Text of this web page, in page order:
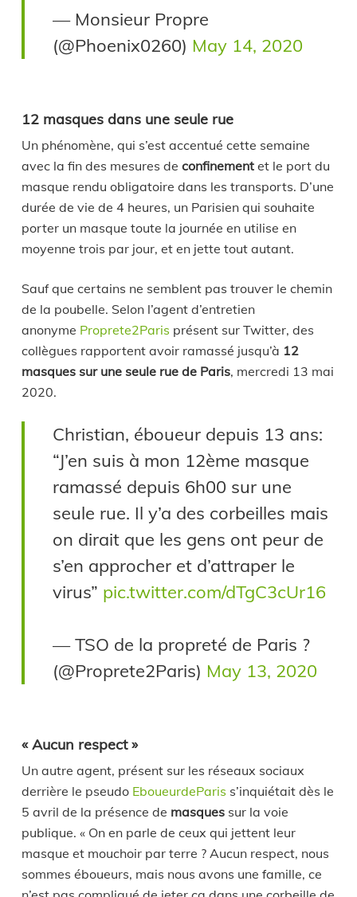
— Monsieur Propre
(@Phoenix0260) May 14, 2020
12 masques dans une seule rue
Un phénomène, qui s’est accentué cette semaine
avec la fin des mesures de confinementet le port du
masque rendu obligatoire dans les transports. D’une
durée de vie de 4 heures, un Parisien qui souhaite
porter un masque toute la journée en utilise en
moyenne trois par jour, et en jette tout autant.
Sauf que certains ne semblent pas trouver le chemin
de la poubelle. Selon l’agent d’entretien
anonyme Proprete2Paris présent sur Twitter, des
collègues rapportent avoir ramassé jusqu’à 12
masques sur une seule rue de Paris, mercredi 13 mai
2020.
Christian, éboueur depuis 13 ans:
“J’en suis à mon 12ème masque
ramassé depuis 6h00 sur une
seule rue. Il y’a des corbeilles mais
on dirait que les gens ont peur de
s’en approcher et d’attraper le
virus” pic.twitter.com/dTgC3cUr16
— TSO de la propreté de Paris ?
(@Proprete2Paris) May 13, 2020
« Aucun respect »
Un autre agent, présent sur les réseaux sociaux
derrière le pseudo EboueurdeParis s’inquiétait dès le
5 avril de la présence de masquessur la voie
publique. « On en parle de ceux qui jettent leur
masque et mouchoir par terre ? Aucun respect, nous
sommes éboueurs, mais nous avons une famille, ce